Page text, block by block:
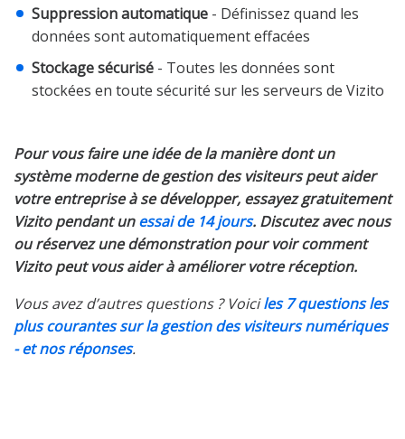
Suppression automatique - Définissez quand les
données sont automatiquement effacées
Stockage sécurisé - Toutes les données sont
stockées en toute sécurité sur les serveurs de Vizito
Pour vous faire une idée de la manière dont un
système moderne de gestion des visiteurs peut aider
votre entreprise à se développer, essayez gratuitement
Vizito pendant unessai de 14 jours. Discutez avec nous
ou réservez une démonstration pour voir comment
Vizito peut vous aider à améliorer votre réception.
Vous avez d’autres questions ? Voiciles 7 questions les
plus courantes sur la gestion des visiteurs numériques
- et nos réponses.